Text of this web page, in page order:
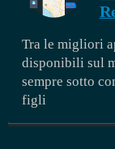
Tra le migliori
disponibili sul
sempre sotto
figli